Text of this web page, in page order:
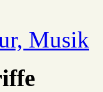
Musik